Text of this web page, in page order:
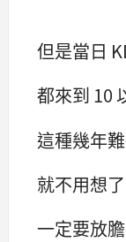
但是當日
都來到 10
這種幾年
就不用想
一定要放